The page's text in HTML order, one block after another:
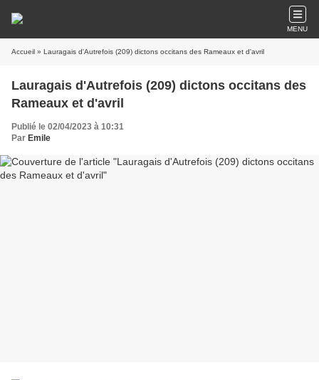
MENU
Accueil » Lauragais d'Autrefois (209) dictons occitans des Rameaux et d'avril
Lauragais d'Autrefois (209) dictons occitans des
Rameaux et d'avril
Publié le 02/04/2023 à 10:31
Par Emile